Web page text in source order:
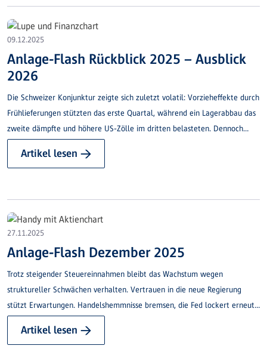
09.12.2025
Anlage-Flash Rückblick 2025 – Ausblick
2026
Die Schweizer Konjunktur zeigte sich zuletzt volatil: Vorzieheffekte durch
Frühlieferungen stützten das erste Quartal, während ein Lagerabbau das
zweite dämpfte und höhere US-Zölle im dritten belasteten. Dennoch
Artikel lesen →
27.11.2025
Anlage-Flash Dezember 2025
Trotz steigender Steuereinnahmen bleibt das Wachstum wegen
struktureller Schwächen verhalten. Vertrauen in die neue Regierung
stützt Erwartungen. Handelshemmnisse bremsen, die Fed lockert erneut
Artikel lesen →